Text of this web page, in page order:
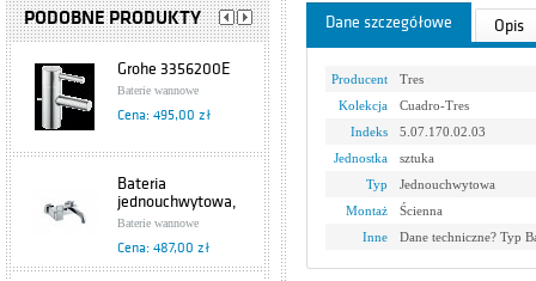
PODOBNE PRODUKTY
Grohe 3356200E
Baterie wannowe
Cena: 495,00 zł
Bateria
jednouchwytowa,
wannowa Brylant
4304-010-00
Armatura Kraków
Baterie wannowe
Cena: 487,00 zł
Dane szczegółowe Opis
Producent
Tres
Kolekcja
Cuadro-Tres
Indeks
5.07.170.02.03
Jednostka
sztuka
Typ
Jednouchwytowa
Montaż
Ścienna
Inne
Dane techniczne? Typ